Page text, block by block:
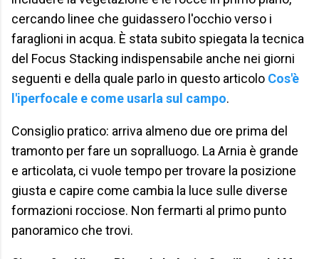
cercando linee che guidassero l'occhio verso i
faraglioni in acqua. È stata subito spiegata la tecnica
del Focus Stacking indispensabile anche nei giorni
seguenti e della quale parlo in questo articolo Cos'è
l'iperfocale e come usarla sul campo.
Consiglio pratico: arriva almeno due ore prima del
tramonto per fare un sopralluogo. La Arnia è grande
e articolata, ci vuole tempo per trovare la posizione
giusta e capire come cambia la luce sulle diverse
formazioni rocciose. Non fermarti al primo punto
panoramico che trovi.